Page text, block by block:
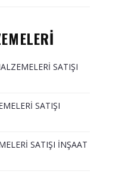
SATIŞI
SATIŞI
SATIŞI İNŞAAT